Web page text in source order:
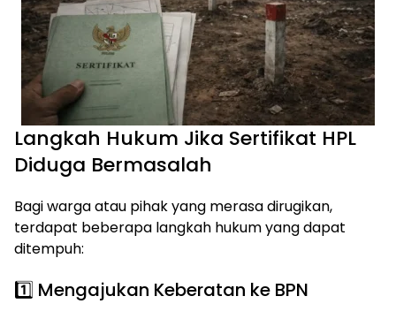
Langkah Hukum Jika Sertifikat HPL
Diduga Bermasalah
Bagi warga atau pihak yang merasa dirugikan,
terdapat beberapa langkah hukum yang dapat
ditempuh:
1️⃣ Mengajukan Keberatan ke BPN